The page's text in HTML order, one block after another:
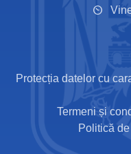
Protecția datelor cu
Termeni și
Politică